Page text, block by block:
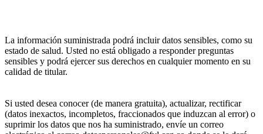
La información suministrada podrá incluir datos sensibles, como su
estado de salud. Usted no está obligado a responder preguntas
sensibles y podrá ejercer sus derechos en cualquier momento en su
calidad de titular.
Si usted desea conocer (de manera gratuita), actualizar, rectificar
(datos inexactos, incompletos, fraccionados que induzcan al error) o
suprimir los datos que nos ha suministrado, envíe un correo